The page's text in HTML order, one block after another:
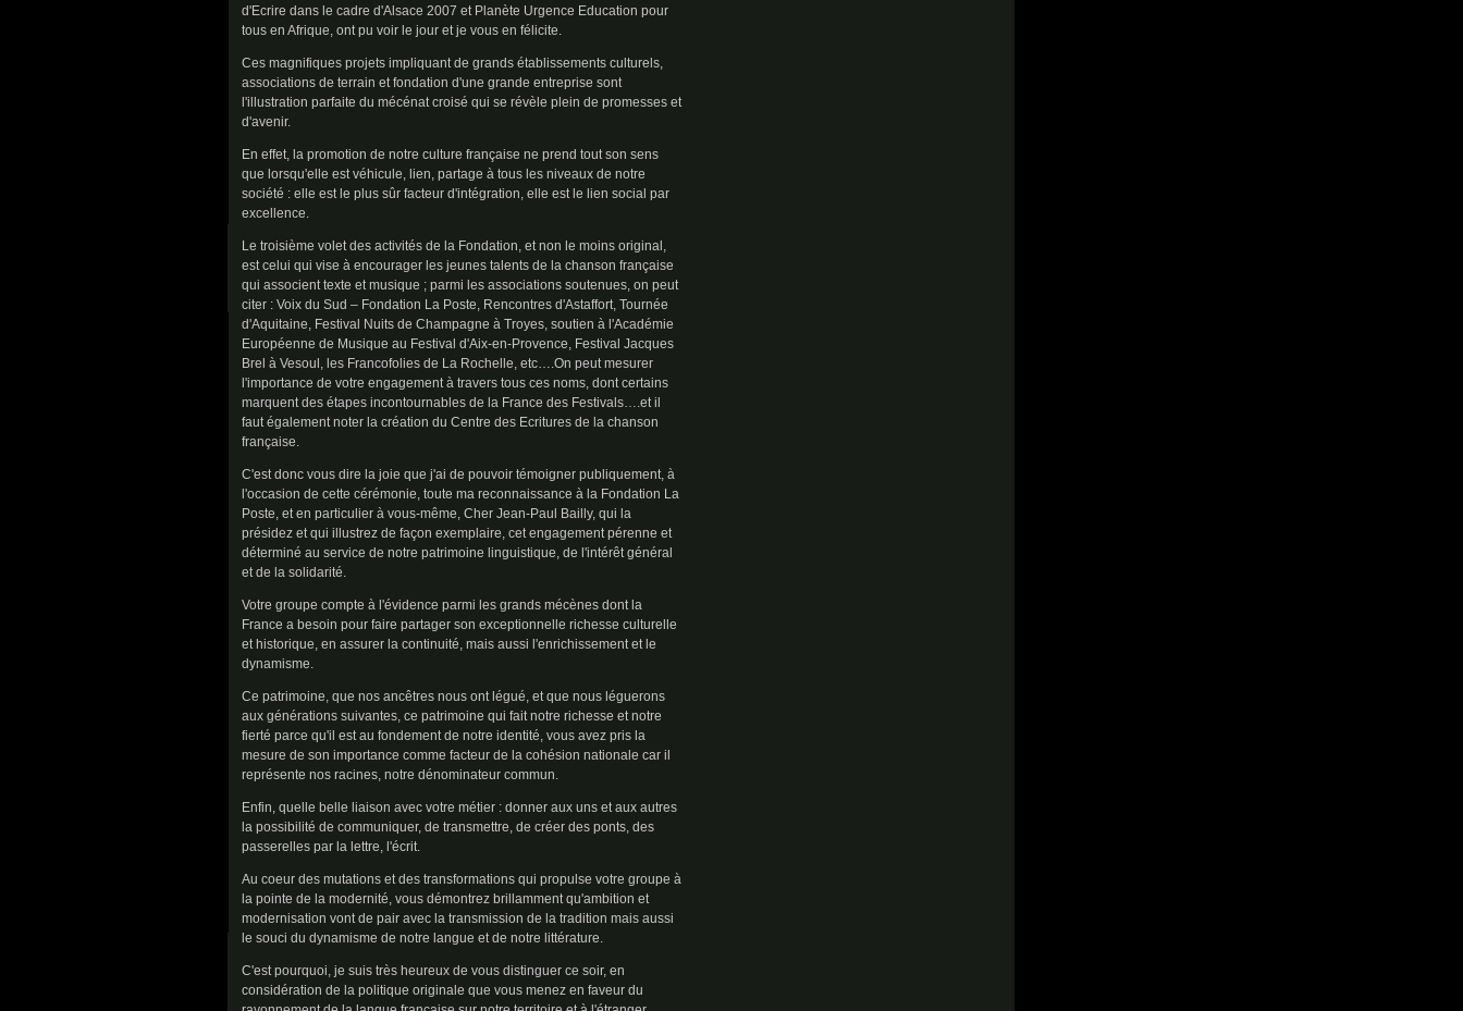
d'Ecrire dans le cadre d'Alsace 2007 et Planète Urgence Education pour
tous en Afrique, ont pu voir le jour et je vous en félicite.
Ces magnifiques projets impliquant de grands établissements culturels,
associations de terrain et fondation d'une grande entreprise sont
l'illustration parfaite du mécénat croisé qui se révèle plein de promesses et
d'avenir.
En effet, la promotion de notre culture française ne prend tout son sens
que lorsqu'elle est véhicule, lien, partage à tous les niveaux de notre
société : elle est le plus sûr facteur d'intégration, elle est le lien social par
excellence.
Le troisième volet des activités de la Fondation, et non le moins original,
est celui qui vise à encourager les jeunes talents de la chanson française
qui associent texte et musique ; parmi les associations soutenues, on peut
citer : Voix du Sud – Fondation La Poste, Rencontres d'Astaffort, Tournée
d'Aquitaine, Festival Nuits de Champagne à Troyes, soutien à l'Académie
Européenne de Musique au Festival d'Aix-en-Provence, Festival Jacques
Brel à Vesoul, les Francofolies de La Rochelle, etc….On peut mesurer
l'importance de votre engagement à travers tous ces noms, dont certains
marquent des étapes incontournables de la France des Festivals….et il
faut également noter la création du Centre des Ecritures de la chanson
française.
C'est donc vous dire la joie que j'ai de pouvoir témoigner publiquement, à
l'occasion de cette cérémonie, toute ma reconnaissance à la Fondation La
Poste, et en particulier à vous-même, Cher Jean-Paul Bailly, qui la
présidez et qui illustrez de façon exemplaire, cet engagement pérenne et
déterminé au service de notre patrimoine linguistique, de l'intérêt général
et de la solidarité.
Votre groupe compte à l'évidence parmi les grands mécènes dont la
France a besoin pour faire partager son exceptionnelle richesse culturelle
et historique, en assurer la continuité, mais aussi l'enrichissement et le
dynamisme.
Ce patrimoine, que nos ancêtres nous ont légué, et que nous léguerons
aux générations suivantes, ce patrimoine qui fait notre richesse et notre
fierté parce qu'il est au fondement de notre identité, vous avez pris la
mesure de son importance comme facteur de la cohésion nationale car il
représente nos racines, notre dénominateur commun.
Enfin, quelle belle liaison avec votre métier : donner aux uns et aux autres
la possibilité de communiquer, de transmettre, de créer des ponts, des
passerelles par la lettre, l'écrit.
Au coeur des mutations et des transformations qui propulse votre groupe à
la pointe de la modernité, vous démontrez brillamment qu'ambition et
modernisation vont de pair avec la transmission de la tradition mais aussi
le souci du dynamisme de notre langue et de notre littérature.
C'est pourquoi, je suis très heureux de vous distinguer ce soir, en
considération de la politique originale que vous menez en faveur du